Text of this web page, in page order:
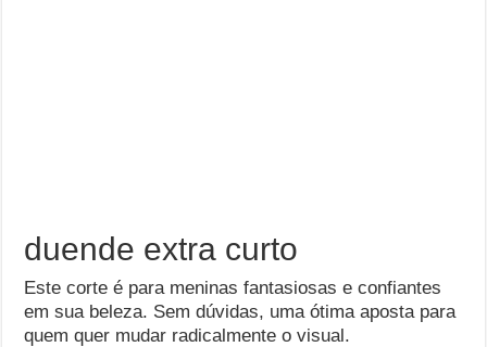
duende extra curto
Este corte é para meninas fantasiosas e confiantes
em sua beleza. Sem dúvidas, uma ótima aposta para
quem quer mudar radicalmente o visual.